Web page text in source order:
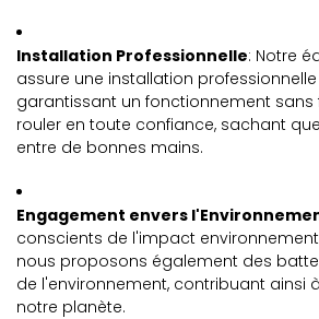
Installation Professionnelle: Notre
assure une installation
garantissant un fonctionnement sans
rouler en toute confiance, sachant
entre de bonnes mains.
Engagement envers
conscients de l'impact
nous proposons également des
de l'environnement, contribuant ainsi
notre planète.